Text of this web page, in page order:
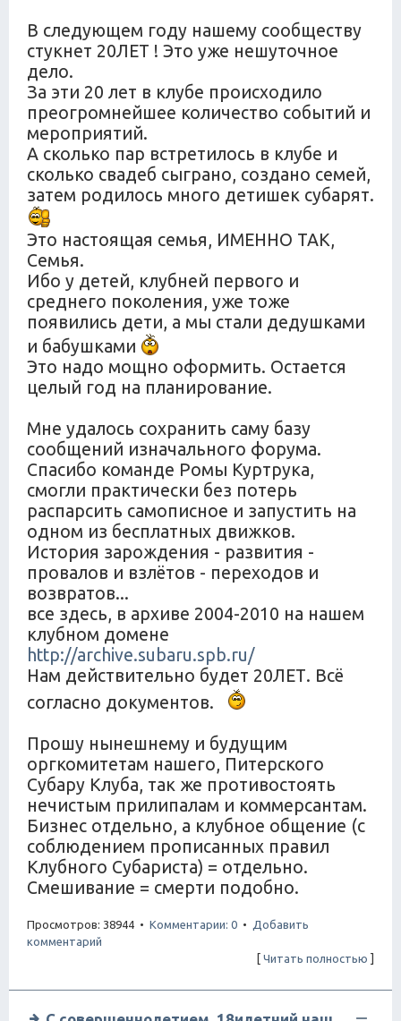
В следующем году нашему сообществу
стукнет 20ЛЕТ ! Это уже нешуточное
дело.
За эти 20 лет в клубе происходило
преогромнейшее количество событий и
мероприятий.
А сколько пар встретилось в клубе и
сколько свадеб сыграно, создано семей,
затем родилось много детишек субарят.
Это настоящая семья, ИМЕННО ТАК,
Семья.
Ибо у детей, клубней первого и
среднего поколения, уже тоже
появились дети, а мы стали дедушками
и бабушками
Это надо мощно оформить. Остается
целый год на планирование.
Мне удалось сохранить саму базу
сообщений изначального форума.
Спасибо команде Ромы Куртрука,
смогли практически без потерь
распарсить самописное и запустить на
одном из бесплатных движков.
История зарождения - развития -
провалов и взлётов - переходов и
возвратов...
все здесь, в архиве 2004-2010 на нашем
клубном домене
http://archive.subaru.spb.ru/
Нам действительно будет 20ЛЕТ. Всё
согласно документов.
Прошу нынешнему и будущим
оргкомитетам нашего, Питерского
Субару Клуба, так же противостоять
нечистым прилипалам и коммерсантам.
Бизнес отдельно, а клубное общение (с
соблюдением прописанных правил
Клубного Субариста) = отдельно.
Смешивание = смерти подобно.
Просмотров: 38944 • Комментарии: 0 •
Добавить
комментарий
[ Читать полностью ]